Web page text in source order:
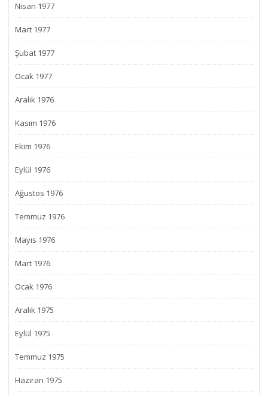
Nisan 1977
Mart 1977
Şubat 1977
Ocak 1977
Aralık 1976
Kasım 1976
Ekim 1976
Eylül 1976
Ağustos 1976
Temmuz 1976
Mayıs 1976
Mart 1976
Ocak 1976
Aralık 1975
Eylül 1975
Temmuz 1975
Haziran 1975